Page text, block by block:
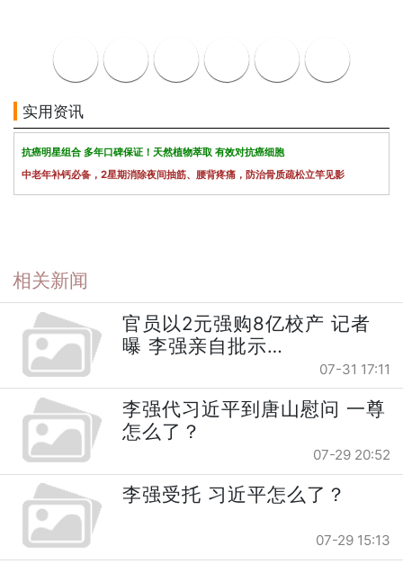
实用资讯
抗癌明星组合 多年口碑保证！天然植物萃取 有效对抗癌细胞
中老年补钙必备，2星期消除夜间抽筋、腰背疼痛，防治骨质疏松立竿见影
相关新闻
官员以2元强购8亿校产 记者
曝 李强亲自批示…
07-31 17:11
李强代习近平到唐山慰问 一尊
怎么了？
07-29 20:52
李强受托 习近平怎么了？
07-29 15:13